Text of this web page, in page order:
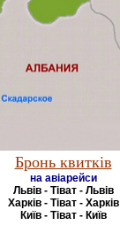
Бронь квитків
на авіарейси
Львів - Тіват - Львів
Харків - Тіват - Харків
Київ - Тіват - Київ